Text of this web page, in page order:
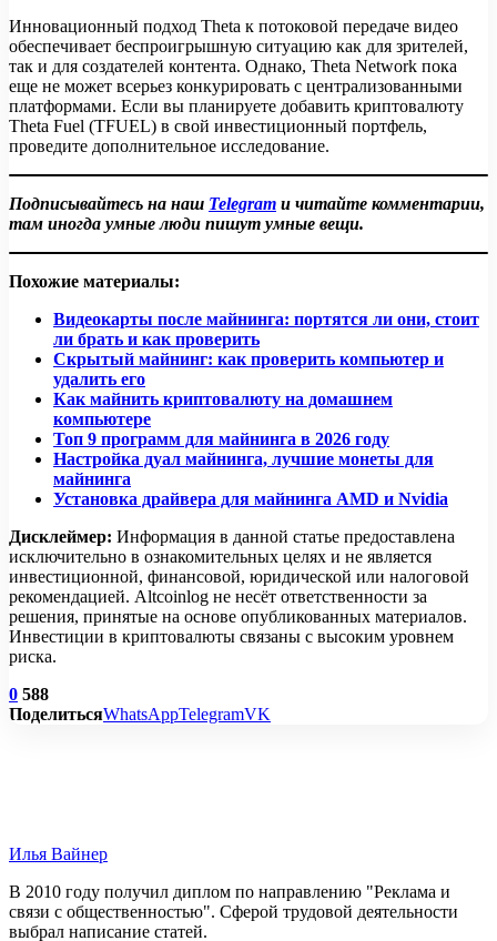
Инновационный подход Theta к потоковой передаче видео
обеспечивает беспроигрышную ситуацию как для зрителей,
так и для создателей контента. Однако, Theta Network пока
еще не может всерьез конкурировать с централизованными
платформами. Если вы планируете добавить криптовалюту
Theta Fuel (TFUEL) в свой инвестиционный портфель,
проведите дополнительное исследование.
Подписывайтесь на наш Telegram и читайте комментарии,
там иногда умные люди пишут умные вещи.
Похожие материалы:
Видеокарты после майнинга: портятся ли они, стоит
ли брать и как проверить
Скрытый майнинг: как проверить компьютер и
удалить его
Как майнить криптовалюту на домашнем
компьютере
Топ 9 программ для майнинга в 2026 году
Настройка дуал майнинга, лучшие монеты для
майнинга
Установка драйвера для майнинга AMD и Nvidia
Дисклеймер: Информация в данной статье предоставлена
исключительно в ознакомительных целях и не является
инвестиционной, финансовой, юридической или налоговой
рекомендацией. Altcoinlog не несёт ответственности за
решения, принятые на основе опубликованных материалов.
Инвестиции в криптовалюты связаны с высоким уровнем
риска.
0 588
ПоделитьсяWhatsAppTelegramVK
Илья Вайнер
В 2010 году получил диплом по направлению "Реклама и
связи с общественностью". Сферой трудовой деятельности
выбрал написание статей.